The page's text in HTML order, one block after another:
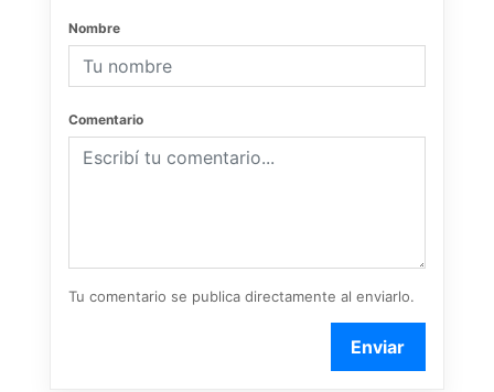
Nombre
Comentario
Tu comentario se publica directamente al enviarlo.
Enviar